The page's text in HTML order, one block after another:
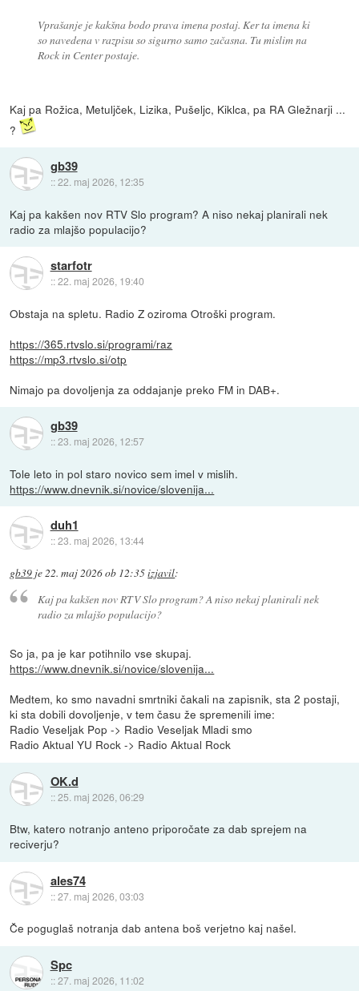
Vprašanje je kakšna bodo prava imena postaj. Ker ta imena ki
so navedena v razpisu so sigurno samo začasna. Tu mislim na
Rock in Center postaje.
Kaj pa Rožica, Metuljček, Lizika, Pušeljc, Kiklca, pa RA Gležnarji ...
?
gb39
::22. maj 2026, 12:35
Kaj pa kakšen nov RTV Slo program? A niso nekaj planirali nek
radio za mlajšo populacijo?
starfotr
::22. maj 2026, 19:40
Obstaja na spletu. Radio Z oziroma Otroški program.
https://365.rtvslo.si/programi/raz
https://mp3.rtvslo.si/otp
Nimajo pa dovoljenja za oddajanje preko FM in DAB+.
gb39
::23. maj 2026, 12:57
Tole leto in pol staro novico sem imel v mislih.
https://www.dnevnik.si/novice/slovenija...
duh1
::23. maj 2026, 13:44
gb39 je22. maj 2026 ob 12:35izjavil:
Kaj pa kakšen nov RTV Slo program? A niso nekaj planirali nek
radio za mlajšo populacijo?
So ja, pa je kar potihnilo vse skupaj.
https://www.dnevnik.si/novice/slovenija...
Medtem, ko smo navadni smrtniki čakali na zapisnik, sta 2 postaji,
ki sta dobili dovoljenje, v tem času že spremenili ime:
Radio Veseljak Pop -> Radio Veseljak Mladi smo
Radio Aktual YU Rock -> Radio Aktual Rock
OK.d
::25. maj 2026, 06:29
Btw, katero notranjo anteno priporočate za dab sprejem na
reciverju?
ales74
::27. maj 2026, 03:03
Če poguglaš notranja dab antena boš verjetno kaj našel.
Spc
::27. maj 2026, 11:02